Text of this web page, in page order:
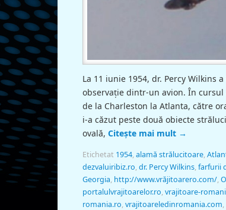
La 11 iunie 1954, dr. Percy Wilkins
observaţie dintr-un avion. În cursul
de la Charleston la Atlanta, către
i-a căzut peste două obiecte
ovală, Citește mai mult →
Etichetat 1954,alamă strălucitoare,
dezvaluiribiz.ro,dr. Percy Wilkins,farfurii
Georgia, http://www.vrăjitoarero.com/,
portalulvrajitoarelor.ro,vrajitoare-
romania.ro,vrajitoareledinromania.com,